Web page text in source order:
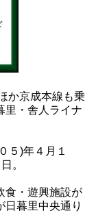
か京成本線も乗
里・舎人ライナ
５)年４月１
。
食・遊興施設が
暮里中央通り